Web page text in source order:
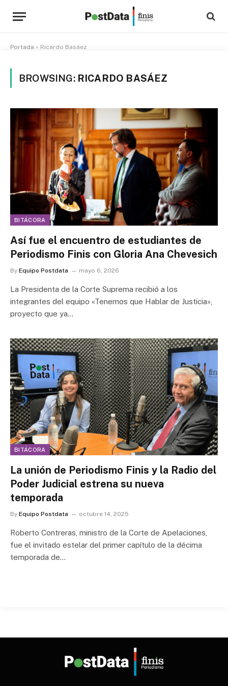
Portada » Ricardo Basáez
BROWSING: RICARDO BASÁEZ
BITÁCORA
Así fue el encuentro de estudiantes de
Periodismo Finis con Gloria Ana Chevesich
By Equipo Postdata mayo 6, 2026
La Presidenta de la Corte Suprema recibió a los
integrantes del equipo «Tenemos que Hablar de Justicia»,
proyecto que ya…
BITÁCORA
La unión de Periodismo Finis y la Radio del
Poder Judicial estrena su nueva
temporada
By Equipo Postdata octubre 14, 2025
Roberto Contreras, ministro de la Corte de Apelaciones,
fue el invitado estelar del primer capítulo de la décima
temporada de…